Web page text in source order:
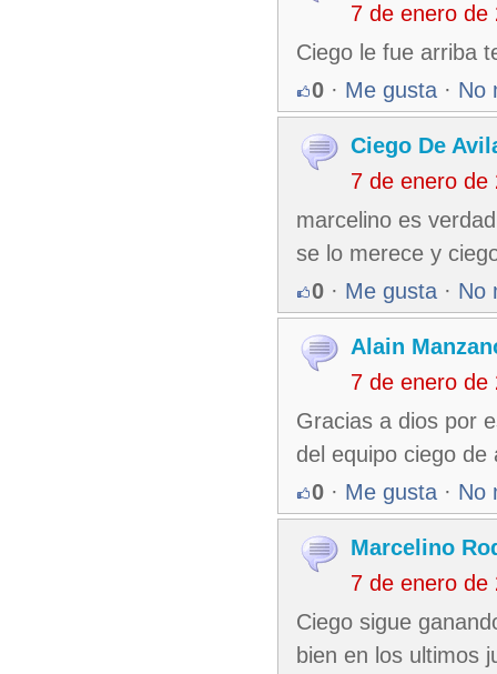
7 de enero de
Ciego le fue arriba
0 · Me gusta · No
Ciego De
7 de enero de
marcelino es
se lo merece y
0 · Me gusta · No
Alain
7 de enero de
Gracias a dios por
del equipo ciego
0 · Me gusta · No
Marcelino
7 de enero de
Ciego sigue
bien en los ultimos